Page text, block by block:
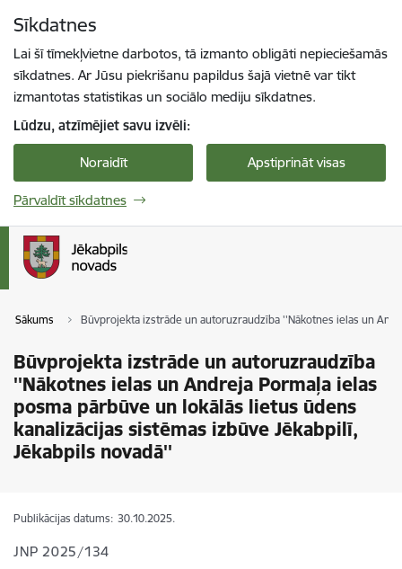
Sīkdatnes
Lai šī tīmekļvietne darbotos, tā izmanto obligāti nepieciešamās
sīkdatnes. Ar Jūsu piekrišanu papildus šajā vietnē var tikt
izmantotas statistikas un sociālo mediju sīkdatnes.
Lūdzu, atzīmējiet savu izvēli:
Noraidīt Apstiprināt visas
Pārvaldīt sīkdatnes
Sākums Būvprojekta izstrāde un autoruzraudzība ''Nākotnes ielas un
Būvprojekta izstrāde un autoruzraudzība
''Nākotnes ielas un Andreja Pormaļa ielas
posma pārbūve un lokālās lietus ūdens
kanalizācijas sistēmas izbūve Jēkabpilī,
Jēkabpils novadā''
Publikācijas datums: 30.10.2025.
JNP 2025/134